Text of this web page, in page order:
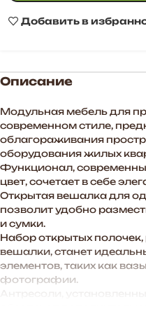
Добавить в
Описание
Модульная мебель для
современном стиле,
облагораживания
оборудования жилых
Функционал,
цвет, сочетает в себе
Открытая вешалка для
позволит удобно
и сумки.
Набор открытых
вешалки, станет
элементов, таких как
фотографии.